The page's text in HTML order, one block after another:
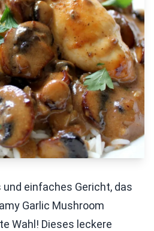
einfaches Gericht, das
Garlic Mushroom
Wahl! Dieses leckere